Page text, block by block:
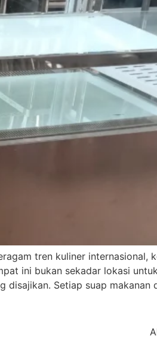
tren kuliner internasional,
ini bukan sekadar lokasi
disajikan. Setiap suap makanan